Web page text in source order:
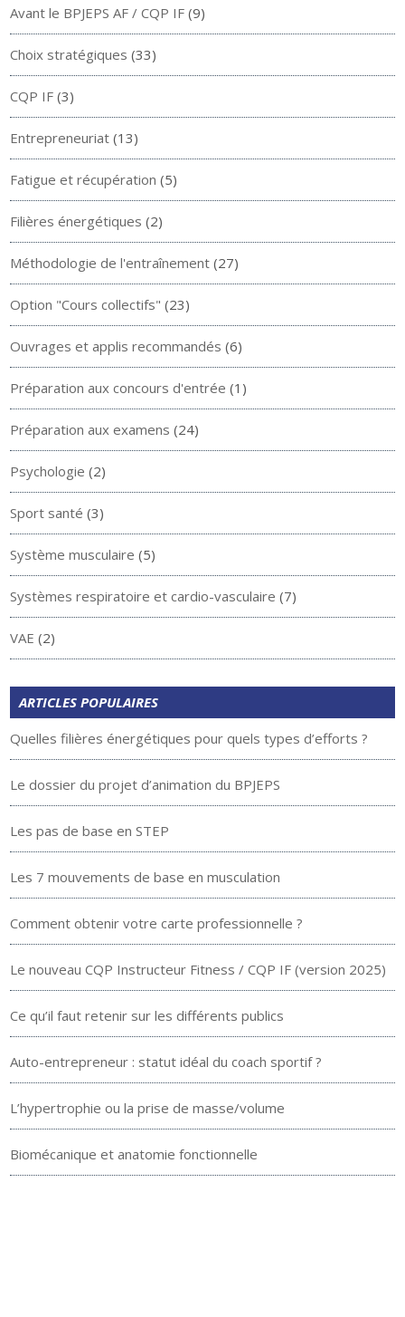
Avant le BPJEPS AF / CQP IF (9)
Choix stratégiques (33)
CQP IF (3)
Entrepreneuriat (13)
Fatigue et récupération (5)
Filières énergétiques (2)
Méthodologie de l'entraînement (27)
Option "Cours collectifs" (23)
Ouvrages et applis recommandés (6)
Préparation aux concours d'entrée (1)
Préparation aux examens (24)
Psychologie (2)
Sport santé (3)
Système musculaire (5)
Systèmes respiratoire et cardio-vasculaire (7)
VAE (2)
ARTICLES POPULAIRES
Quelles filières énergétiques pour quels types d’efforts ?
Le dossier du projet d’animation du BPJEPS
Les pas de base en STEP
Les 7 mouvements de base en musculation
Comment obtenir votre carte professionnelle ?
Le nouveau CQP Instructeur Fitness / CQP IF (version 2025)
Ce qu’il faut retenir sur les différents publics
Auto-entrepreneur : statut idéal du coach sportif ?
L’hypertrophie ou la prise de masse/volume
Biomécanique et anatomie fonctionnelle